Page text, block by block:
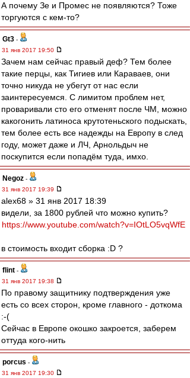
А почему Зе и Промес не появляются? Тоже
торгуются с кем-то?
Gt3 -
31 янв 2017 19:50
Зачем нам сейчас правый деф? Тем более
такие перцы, как Тигиев или Караваев, они
точно никуда не убегут от нас если
заинтересуемся. С лимитом проблем нет,
проваривали сто его отменят после ЧМ, можно
какогонить латиноса крутотеньского подыскать,
тем более есть все надежды на Европу в след
году, может даже и ЛЧ, Арнольдыч не
поскупится если попадём туда, имхо.
Negoz -
31 янв 2017 19:39
alex68 » 31 янв 2017 18:39
видели, за 1800 рублей что можно купить?
https://www.youtube.com/watch?v=IOtLO5vqWfE
в стоимость входит сборка :D ?
flint -
31 янв 2017 19:38
По правому защитнику подтверждения уже
есть со всех сторон, кроме главного - доткома
:-(
Сейчас в Европе окошко закроется, заберем
оттуда кого-нить
porcus -
31 янв 2017 19:30